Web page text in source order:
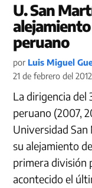
U. San
peruano
por Luis Miguel
21 de febrero del
La dirigencia del
peruano (2007,
Universidad
su alejamiento
primera división
acontecido el